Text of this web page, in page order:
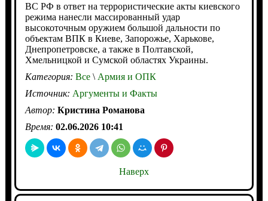
ВС РФ в ответ на террористические акты киевского
режима нанесли массированный удар
высокоточным оружием большой дальности по
объектам ВПК в Киеве, Запорожье, Харькове,
Днепропетровске, а также в Полтавской,
Хмельницкой и Сумской областях Украины.
Категория: Все\Армия и ОПК
Источник: Аргументы и Факты
Автор: Кристина Романова
Время: 02.06.2026 10:41
Наверх